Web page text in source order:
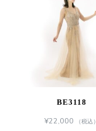
BE3118
¥22,000 （税込）